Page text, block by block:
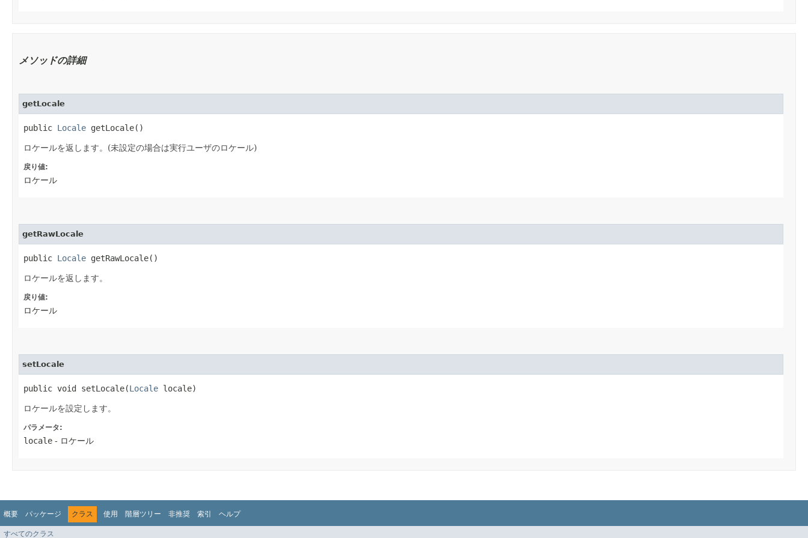
メソッドの詳細
getLocale
public Locale getLocale()
ロケールを返します。(未設定の場合は実行ユーザのロケール)
戻り値:
ロケール
getRawLocale
public Locale getRawLocale()
ロケールを返します。
戻り値:
ロケール
setLocale
public void setLocale​(Locale locale)
ロケールを設定します。
パラメータ:
locale - ロケール
概要 パッケージ クラス 使用 階層ツリー 非推奨 索引 ヘルプ
すべてのクラス